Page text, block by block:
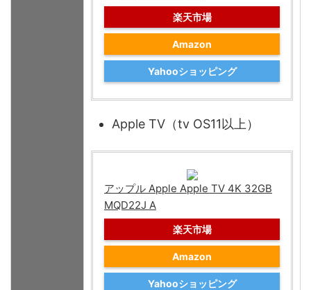
楽天市場
Amazon
Yahooショッピング
Apple TV（tv OS11以上）
アップル Apple Apple TV 4K 32GB
MQD22J A
楽天市場
Amazon
Yahooショッピング